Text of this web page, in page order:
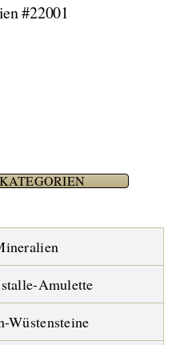
#22001
Amulette
Wüstensteine